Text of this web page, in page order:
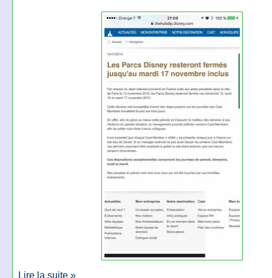
Lire la suite »